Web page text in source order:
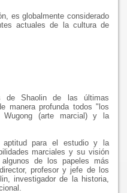
es globalmente considerado
actuales de la cultura de
de Shaolin de las últimas
manera profunda todos "los
(arte marcial) y la
aptitud para el estudio y la
marciales y su visión
de los papeles más
profesor y jefe de los
investigador de la historia,